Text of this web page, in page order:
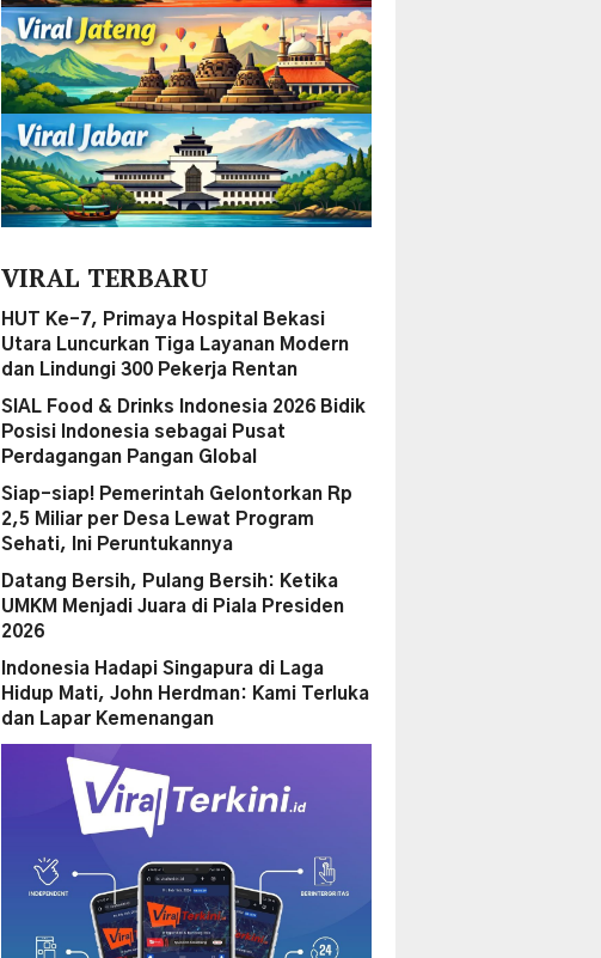
VIRAL TERBARU
HUT Ke-7, Primaya Hospital Bekasi
Utara Luncurkan Tiga Layanan Modern
dan Lindungi 300 Pekerja Rentan
SIAL Food & Drinks Indonesia 2026 Bidik
Posisi Indonesia sebagai Pusat
Perdagangan Pangan Global
Siap-siap! Pemerintah Gelontorkan Rp
2,5 Miliar per Desa Lewat Program
Sehati, Ini Peruntukannya
Datang Bersih, Pulang Bersih: Ketika
UMKM Menjadi Juara di Piala Presiden
2026
Indonesia Hadapi Singapura di Laga
Hidup Mati, John Herdman: Kami Terluka
dan Lapar Kemenangan